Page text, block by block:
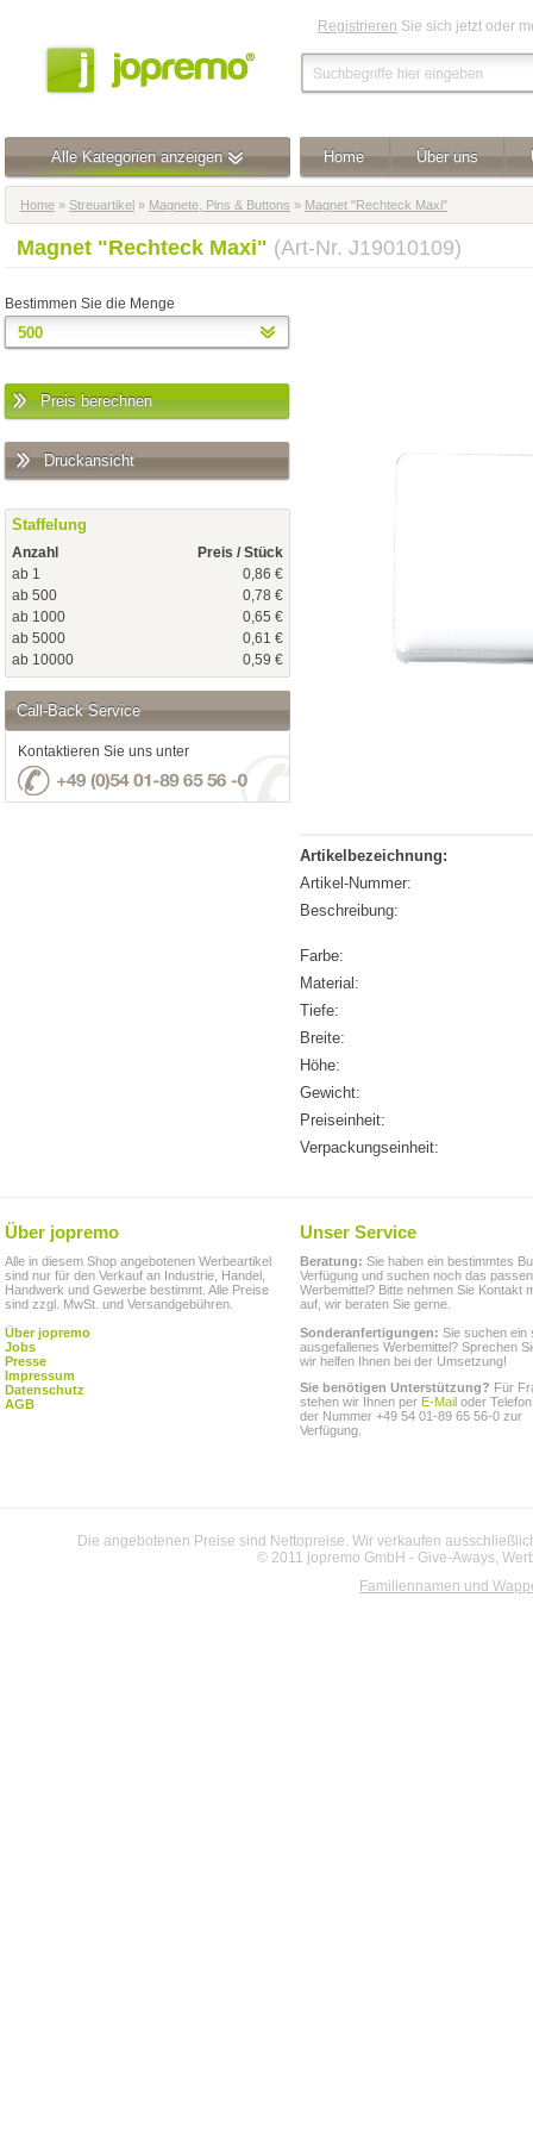
Registrieren Sie sich jetzt oder
Alle Kategorien anzeigen Home Über uns
Home » Streuartikel » Magnete, Pins & Buttons » Magnet "Rechteck Maxi"
Magnet "Rechteck Maxi" (Art-Nr. J19010109)
Bestimmen Sie die Menge
Preis berechnen
Druckansicht
Staffelung
Anzahl
Preis / Stück
ab 1
0,86 €
ab 500
0,78 €
ab 1000
0,65 €
ab 5000
0,61 €
ab 10000
0,59 €
Call-Back Service
Kontaktieren Sie uns unter
Artikelbezeichnung:
Artikel-Nummer:
Beschreibung:
Farbe:
Material:
Tiefe:
Breite:
Höhe:
Gewicht:
Preiseinheit:
Verpackungseinheit:
Über jopremo
Alle in diesem Shop angebotenen Werbeartikel
sind nur für den Verkauf an Industrie, Handel,
Handwerk und Gewerbe bestimmt. Alle Preise
sind zzgl. MwSt. und Versandgebühren.
Über jopremo
Jobs
Presse
Impressum
Datenschutz
AGB
Unser Service
Beratung: Sie haben ein bestimmtes
Verfügung und suchen noch das
Werbemittel? Bitte nehmen Sie Kontakt
auf, wir beraten Sie gerne.
Sonderanfertigungen: Sie suchen ein
ausgefallenes Werbemittel? Sprechen
wir helfen Ihnen bei der Umsetzung!
Sie benötigen Unterstützung? Für
stehen wir Ihnen per E-Mail oder
der Nummer +49 54 01-89 65 56-0 zur
Verfügung.
Die angebotenen Preise sind Nettopreise. Wir verkaufen
© 2011 jopremo GmbH - Give-Aways,
Familiennamen und